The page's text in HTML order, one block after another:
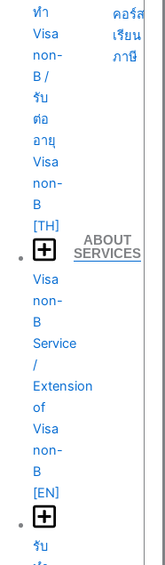
ทำ
Visa
non-
B /
รับ
ต่อ
อายุ
Visa
non-
B
[TH]
Visa
non-
B
Service
/
Extension
of
Visa
non-
B
[EN]
รับ
คอร์ส
เรียน
ภาษี
ABOUT
SERVICES